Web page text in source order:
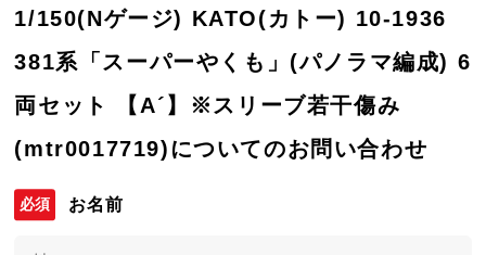
1/150(Nゲージ) KATO(カトー) 10-1936
381系「スーパーやくも」(パノラマ編成) 6
両セット 【A´】※スリーブ若干傷み
(mtr0017719)についてのお問い合わせ
お名前